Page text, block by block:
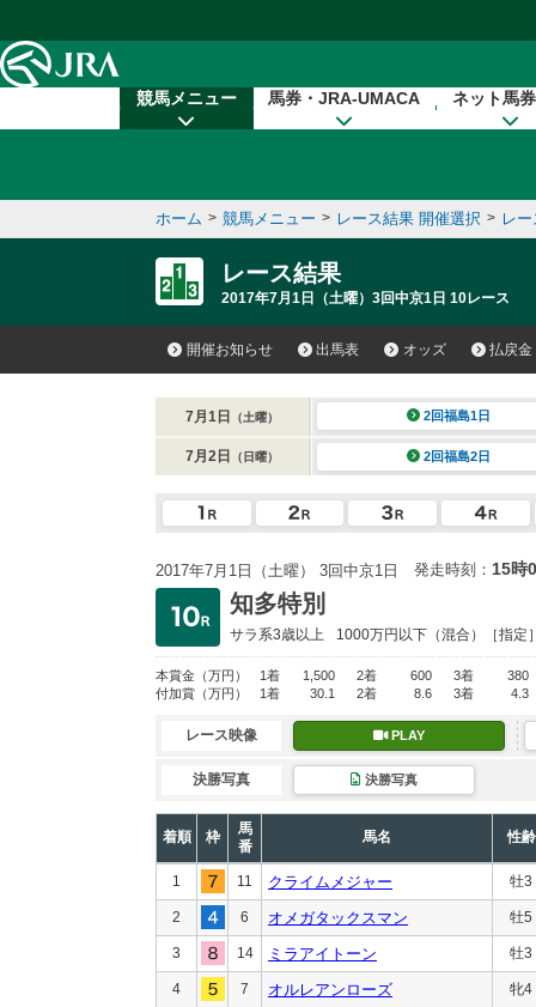
競馬メニュー 馬券・JRA-UMACA ネット馬
ホーム > 競馬メニュー > レース結果 開催選択 > レ
レース結果
2017年7月1日（土曜）3回中京1日 10レース
開催お知らせ 出馬表 オッズ 払戻金
7月1日 （土曜） 2回福島1日
7月2日 （日曜） 2回福島2日
2017年7月1日（土曜） 3回中京1日 発走時刻： 15時
知多特別
サラ系3歳以上 1000万円以下 （混合）［指定
本賞金 （万円） 1着 1,500 2着 600 3着
380
付加賞 （万円） 1着 30.1 2着 8.6 3着 4.3
レース映像 PLAY
決勝写真 決勝写真
着順 枠
馬
番
馬名 性齢
1 11 クライムメジャー 牡3
2 6 オメガタックスマン 牡5
3 14 ミラアイトーン 牡3
4 7 オルレアンローズ 牝4